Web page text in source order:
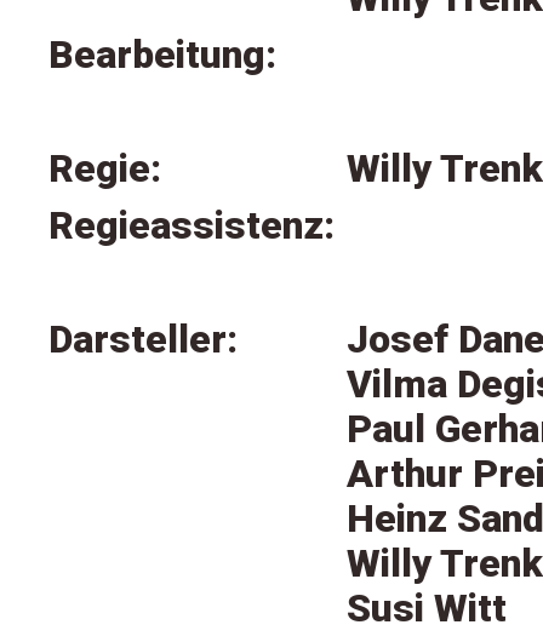
Bearbeitung:
Regie:
Willy
Regieassistenz:
Darsteller:
Josef
Vilma
Paul
Arthur
Heinz
Willy
Susi Witt